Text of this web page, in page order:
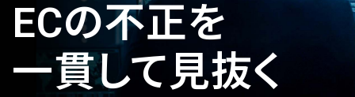
ECの不正を
一貫して見抜く